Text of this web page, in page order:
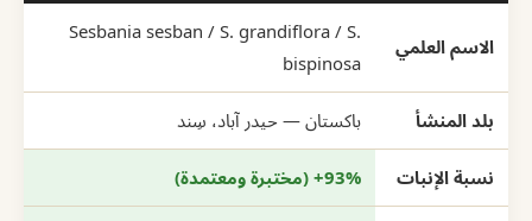
الاسم العلمي
Sesbania sesban / S. grandiflora / S.
bispinosa
بلد المنشأ باكستان — حيدر آباد، سِند
نسبة الإنبات 93%+ (مختبرة ومعتمدة)